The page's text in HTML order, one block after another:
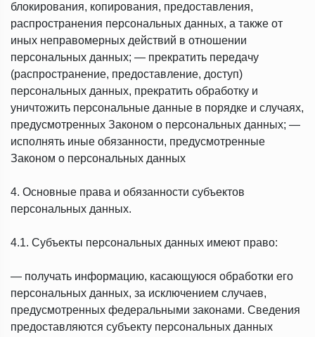
блокирования, копирования, предоставления,
распространения персональных данных, а также от
иных неправомерных действий в отношении
персональных данных; — прекратить передачу
(распространение, предоставление, доступ)
персональных данных, прекратить обработку и
уничтожить персональные данные в порядке и случаях,
предусмотренных Законом о персональных данных; —
исполнять иные обязанности, предусмотренные
Законом о персональных данных
4. Основные права и обязанности субъектов
персональных данных.
4.1. Субъекты персональных данных имеют право:
— получать информацию, касающуюся обработки его
персональных данных, за исключением случаев,
предусмотренных федеральными законами. Сведения
предоставляются субъекту персональных данных